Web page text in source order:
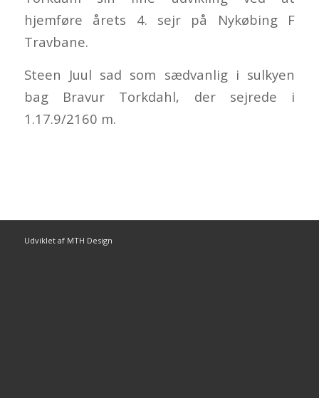
hjemføre årets 4. sejr på Nykøbing F
Travbane.
Steen Juul sad som sædvanlig i sulkyen
bag Bravur Torkdahl, der sejrede i
1.17.9/2160 m.
Udviklet af MTH Design